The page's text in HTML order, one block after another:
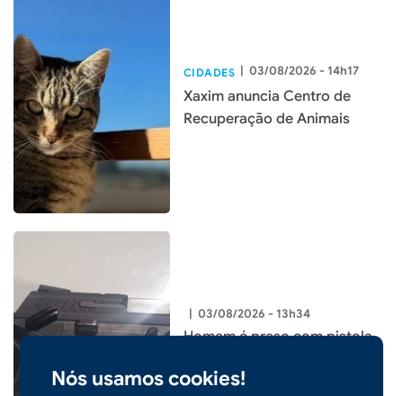
Nós usamos cookies!
CIDADES | 03/08/2026 - 14h17
Xaxim anuncia Centro de
Recuperação de Animais
| 03/08/2026 - 13h34
Homem é preso com pistola